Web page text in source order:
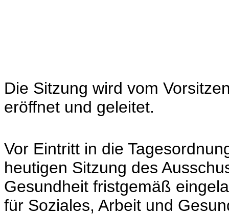
Die Sitzung wird vom
eröffnet und geleitet.
Vor Eintritt in die
heutigen Sitzung des
Gesundheit fristgemäß
für Soziales, Arbeit und